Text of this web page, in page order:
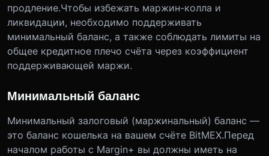
продление.Чтобы избежать маржин-колла и
ликвидации, необходимо поддерживать
минимальный баланс, а также соблюдать лимиты на
общее кредитное плечо счёта через коэффициент
поддерживающей маржи.
Минимальный баланс
Минимальный залоговый (маржинальный) баланс —
это баланс кошелька на вашем счёте BitMEX.Перед
началом работы с Margin+ вы должны иметь на